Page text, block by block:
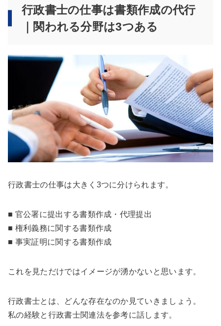
行政書士の仕事は書類作成の代行
｜関われる分野は3つある
行政書士の仕事は大きく3つに分けられます。
■ 官公署に提出する書類作成・代理提出
■ 権利義務に関する書類作成
■ 事実証明に関する書類作成
これを見ただけではイメージが湧かないと思います。
行政書士とは、どんな存在なのか見ていきましょう。
私の経験と行政書士関連法を参考に話します。